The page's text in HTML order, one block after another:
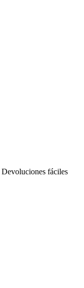
Devoluciones fáciles